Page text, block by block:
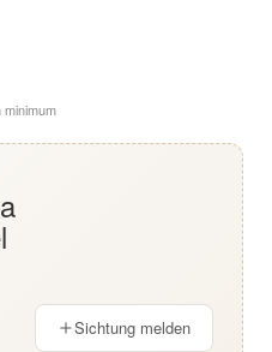
minimum
Sichtung melden